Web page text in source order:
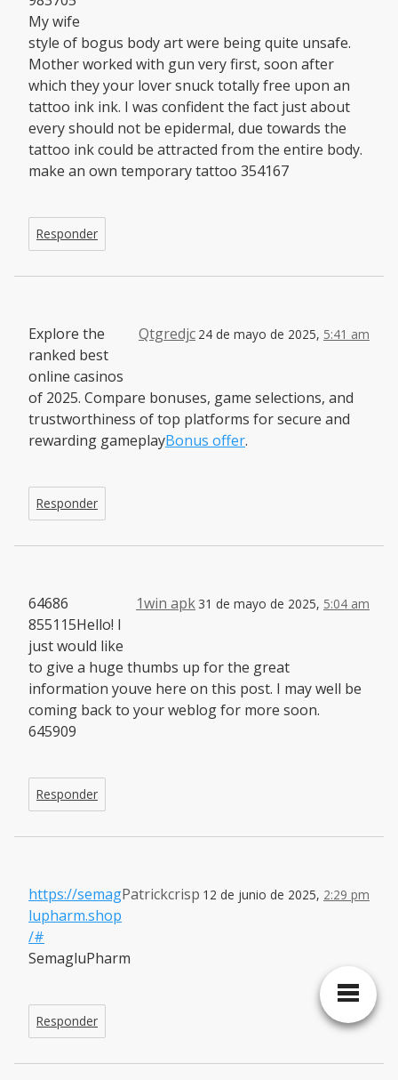
My wife
style of bogus body art were being quite unsafe.
Mother worked with gun very first, soon after
which they your lover snuck totally free upon an
tattoo ink ink. I was confident the fact just about
every should not be epidermal, due towards the
tattoo ink could be attracted from the entire body.
make an own temporary tattoo 354167
Responder
Qtgredjc 24 de mayo de 2025, 5:41 am
Explore the
ranked best
online casinos
of 2025. Compare bonuses, game selections, and
trustworthiness of top platforms for secure and
rewarding gameplayBonus offer.
Responder
1win apk 31 de mayo de 2025, 5:04 am
64686
855115Hello! I
just would like
to give a huge thumbs up for the great
information youve here on this post. I may well be
coming back to your weblog for more soon.
645909
Responder
Patrickcrisp 12 de junio de 2025, 2:29 pm
https://semag
lupharm.shop
/#
SemagluPharm
Responder